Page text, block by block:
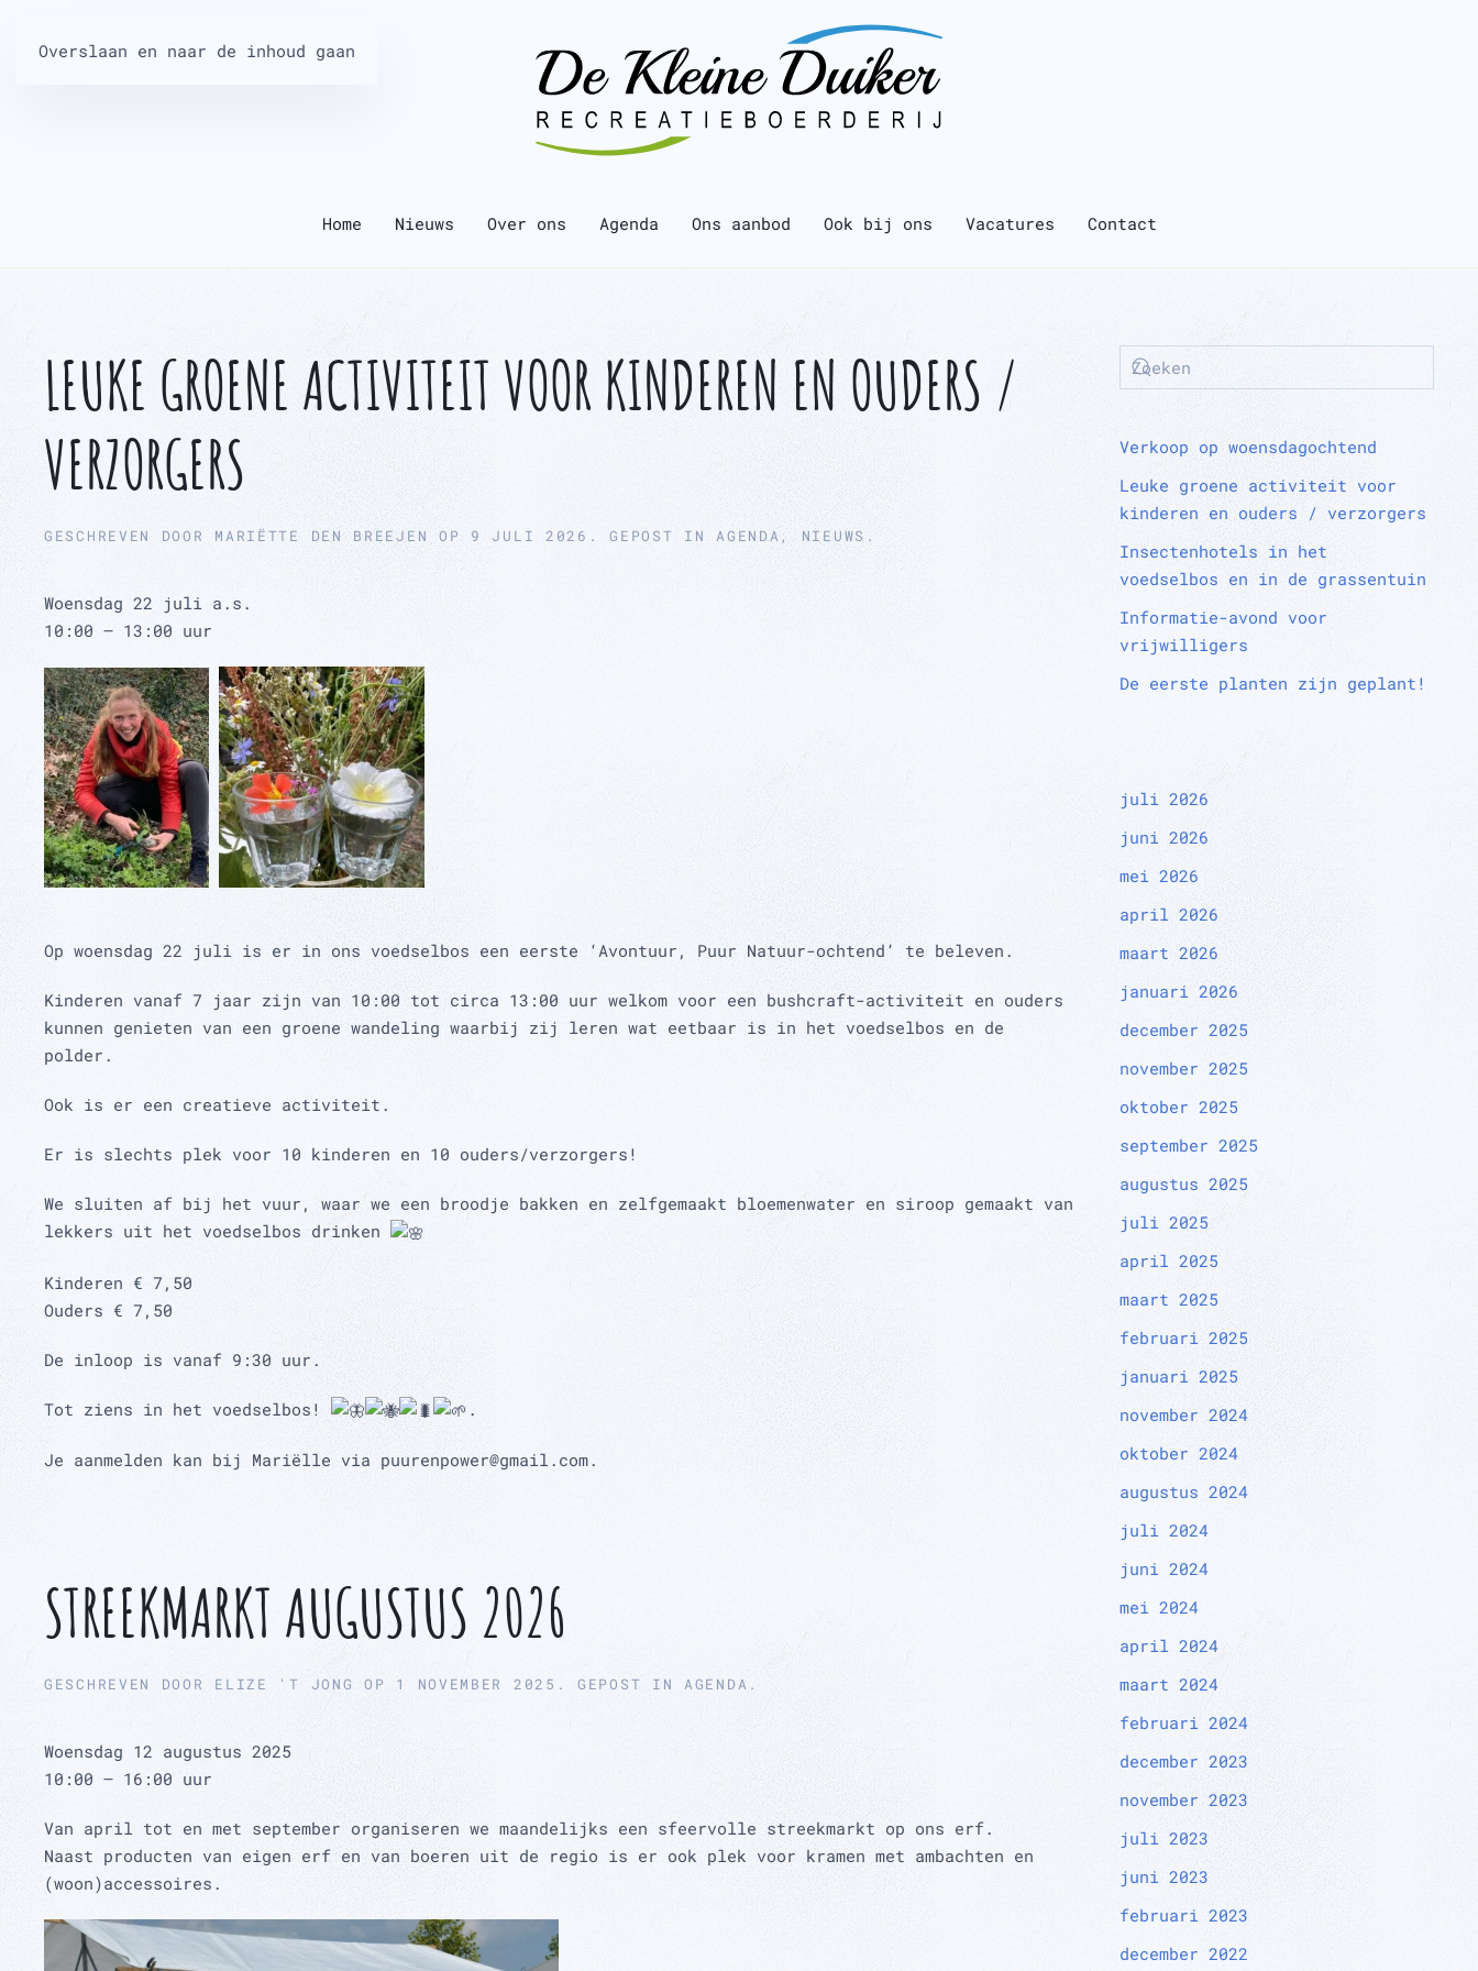
Overslaan en naar de inhoud gaan
Home Nieuws Over ons Agenda Ons aanbod Ook bij ons Vacatures Contact
LEUKE GROENE ACTIVITEIT VOOR KINDEREN EN OUDERS /
VERZORGERS
GESCHREVEN DOOR MARIËTTE DEN BREEJEN OP 9 JULI 2026 . GEPOST INAGENDA, NIEUWS .
Woensdag 22 juli a.s.
10:00 – 13:00 uur
Op woensdag 22 juli is er in ons voedselbos een eerste ‘Avontuur, Puur Natuur-ochtend’ te beleven.
Kinderen vanaf 7 jaar zijn van 10:00 tot circa 13:00 uur welkom voor een bushcraft-activiteit en ouders
kunnen genieten van een groene wandeling waarbij zij leren wat eetbaar is in het voedselbos en de
polder.
Ook is er een creatieve activiteit.
Er is slechts plek voor 10 kinderen en 10 ouders/verzorgers!
We sluiten af bij het vuur, waar we een broodje bakken en zelfgemaakt bloemenwater en siroop gemaakt van
lekkers uit het voedselbos drinken
Kinderen € 7,50
Ouders € 7,50
De inloop is vanaf 9:30 uur.
Tot ziens in het voedselbos! .
Je aanmelden kan bij Mariëlle via puurenpower@gmail.com.
STREEKMARKT AUGUSTUS 2026
GESCHREVEN DOOR ELIZE 'T JONG OP 1 NOVEMBER 2025 . GEPOST INAGENDA .
Woensdag 12 augustus 2025
10:00 – 16:00 uur
Van april tot en met september organiseren we maandelijks een sfeervolle streekmarkt op ons erf.
Naast producten van eigen erf en van boeren uit de regio is er ook plek voor kramen met ambachten en
(woon)accessoires.
Verkoop op woensdagochtend
Leuke groene activiteit voor
kinderen en ouders / verzorgers
Insectenhotels in het
voedselbos en in de grassentuin
Informatie-avond voor
vrijwilligers
De eerste planten zijn geplant!
juli 2026
juni 2026
mei 2026
april 2026
maart 2026
januari 2026
december 2025
november 2025
oktober 2025
september 2025
augustus 2025
juli 2025
april 2025
maart 2025
februari 2025
januari 2025
november 2024
oktober 2024
augustus 2024
juli 2024
juni 2024
mei 2024
april 2024
maart 2024
februari 2024
december 2023
november 2023
juli 2023
juni 2023
februari 2023
december 2022